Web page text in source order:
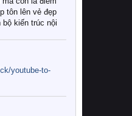
tôn lên vẻ đẹp
bộ kiến trúc nội
đa dạng
và mẫu mã
nào để chọn
ga gối đệm cao
phù hợp với
dụng của gia
youtube-to-